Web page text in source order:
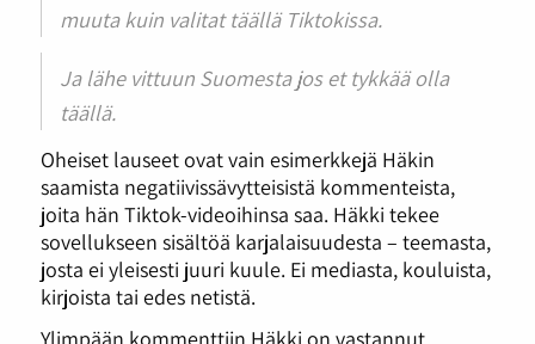
muuta kuin valitat täällä Tiktokissa.
Ja lähe vittuun Suomesta jos et tykkää olla
täällä.
Oheiset lauseet ovat vain esimerkkejä Häkin
saamista negatiivissävytteisistä kommenteista,
joita hän Tiktok-videoihinsa saa. Häkki tekee
sovellukseen sisältöä karjalaisuudesta – teemasta,
josta ei yleisesti juuri kuule. Ei mediasta, kouluista,
kirjoista tai edes netistä.